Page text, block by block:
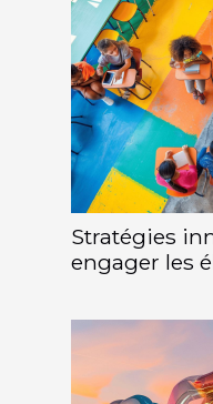
Stratégies
engager les